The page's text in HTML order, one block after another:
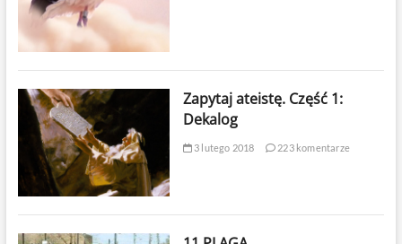
Zapytaj ateistę. Część 1:
Dekalog
3 lutego 2018 223 komentarze